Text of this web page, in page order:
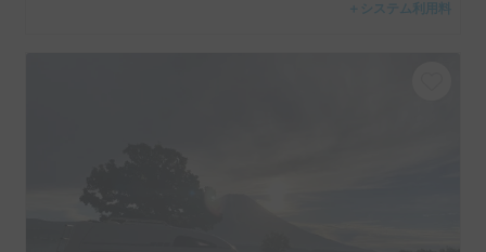
＋システム利用料